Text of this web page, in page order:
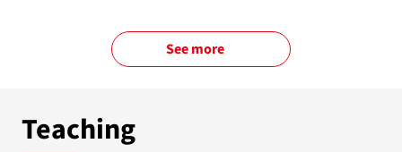
See more
Teaching